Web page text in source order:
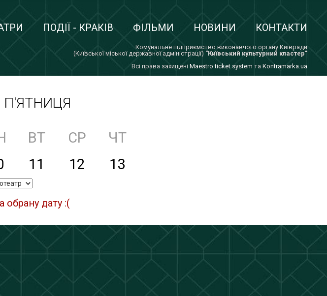
ПОДІЇ - КРАКІВ ФІЛЬМИ НОВИНИ КОНТАКТИ
Комунальне підприємство виконавчого органу Київради
(Київської міської державної адміністрації) "Київський культурний кластер"
Всi права захищенi Maestro ticket system та Kontramarka.ua
П'ЯТНИЦЯ
ВТ СР
ЧТ
11 12 13
обрану дату :(